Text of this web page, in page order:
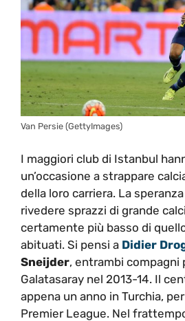
Van Persie (GettyImages)
I maggiori club di Istanbul
un’occasione a strappare
della loro carriera. La
rivedere sprazzi di grande
certamente più basso di
abituati. Si pensi a Didier
Sneijder, entrambi compagni
Galatasaray nel 2013-14. Il
appena un anno in Turchia,
Premier League. Nel